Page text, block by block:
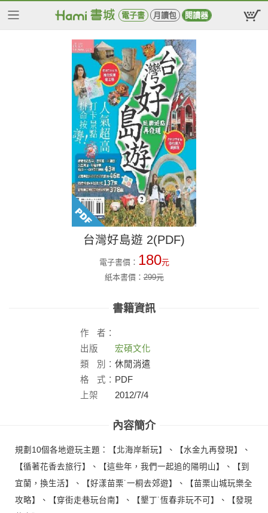
電子書 月讀包 閱讀器
台灣好島遊 2(PDF)
電子書價： 180元
紙本書價：299元
書籍資訊
作
者：
出版
社：
宏碩文化
類
別： 休閒消遣
格
式： PDF
上架
2012/7/4
內容簡介
規劃10個各地遊玩主題：【北海岸新玩】、【水金九再發現】、
【循著花香去旅行】、【這些年，我們一起追的陽明山】、【到
宜蘭，換生活】、【好漾苗栗˙一桐去郊遊】、【苗栗山城玩樂全
攻略】、【穿街走巷玩台南】、【墾丁˙恆春非玩不可】、【發現